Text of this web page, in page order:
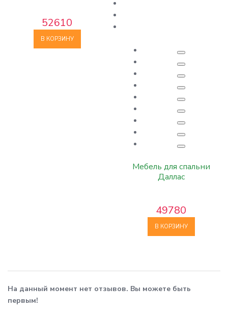
52610
В КОРЗИНУ
Мебель для спальни
Даллас
49780
В КОРЗИНУ
На данный момент нет отзывов. Вы можете быть
первым!